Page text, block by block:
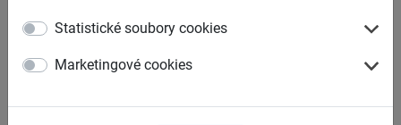
Statistické soubory cookies
Marketingové cookies
Prodyšná plachta PE 320
g/m2, rozměr 3,0 x 32 m